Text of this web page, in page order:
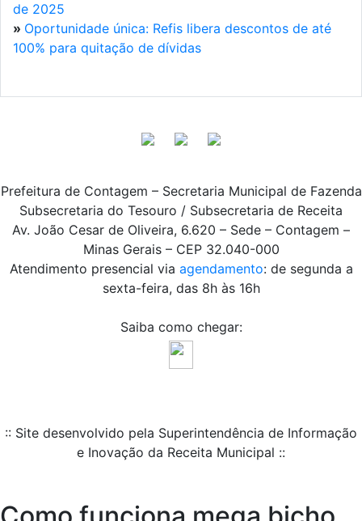
de 2025
» Oportunidade única: Refis libera descontos de até
100% para quitação de dívidas
Prefeitura de Contagem – Secretaria Municipal de Fazenda
Subsecretaria do Tesouro / Subsecretaria de Receita
Av. João Cesar de Oliveira, 6.620 – Sede – Contagem –
Minas Gerais – CEP 32.040-000
Atendimento presencial via agendamento: de segunda a
sexta-feira, das 8h às 16h
Saiba como chegar:
:: Site desenvolvido pela Superintendência de Informação
e Inovação da Receita Municipal ::